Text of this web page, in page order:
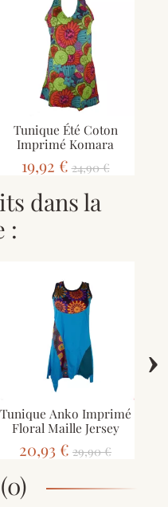
Tunique Été Coton
Imprimé Komara
19,92 € 24,90 €
dans la
:
Tunique Anko Imprimé
Floral Maille Jersey
20,93 € 29,90 €
›